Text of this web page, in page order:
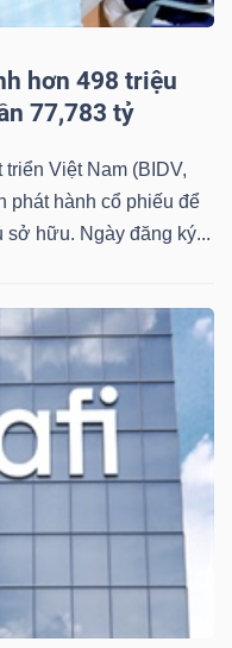
hơn 498 triệu
77,783 tỷ
Việt Nam (BIDV,
phát hành cổ phiếu để
sở hữu. Ngày đăng ký...